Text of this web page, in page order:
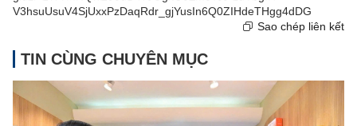
V3hsuUsuV4SjUxxPzDaqRdr_gjYusIn6Q0ZIHdeTHgg4dDG
Sao chép liên kết
TIN CÙNG CHUYÊN MỤC